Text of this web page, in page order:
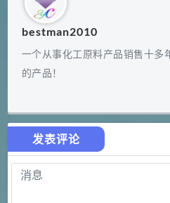
bestman2010
一个从事化工原料产品销售十多
的产品！
发表评论